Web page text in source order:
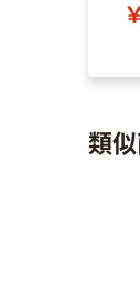
類